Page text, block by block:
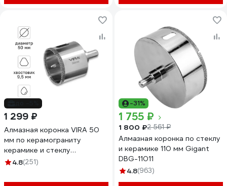
1 299 ₽
Алмазная коронка VIRA 50
мм по керамограниту
керамике и стеклу
трехгранный хвостовик
4.8(251)
-31%
1 755 ₽
1 800 ₽2 561 ₽
Алмазная коронка по стеклу
и керамике 110 мм Gigant
DBG-11011
4.8(963)